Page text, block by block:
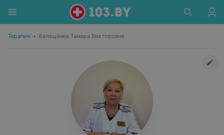
Терапия • Балащенко Тамара Викторовна